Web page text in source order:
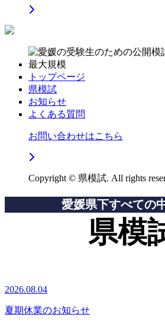
トップページ
県模試
お知らせ
よくある質問
お問い合わせはこちら
Copyright © 県模試. All rights
愛媛県下すべての
県模
2026.08.04
夏期休業のお知らせ